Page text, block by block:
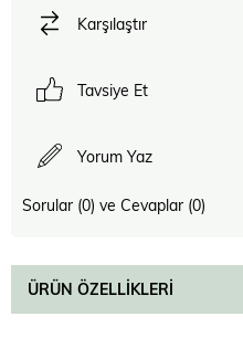
Karşılaştır
Tavsiye Et
Yorum Yaz
Sorular (0) ve Cevaplar (0)
ÜRÜN ÖZELLIKLERI